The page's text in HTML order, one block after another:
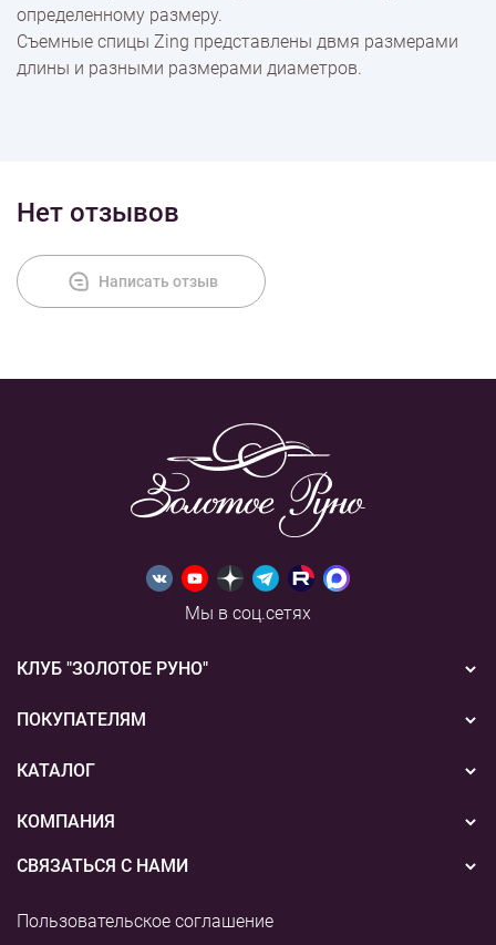
Оплата
определенному размеру.
Съемные спицы Zing представлены двмя размерами
длины и разными размерами диаметров.
Нет отзывов
Написать отзыв
Мы в соц.сетях
КЛУБ "ЗОЛОТОЕ РУНО"
Новости
Акции
ПОКУПАТЕЛЯМ
Бонусная система
Подарочные сертификаты
Способы оплаты
КАТАЛОГ
Вышивка
Пряжа
КОМПАНИЯ
О нас
Наши магазины
СВЯЗАТЬСЯ С НАМИ
Пользовательское соглашение